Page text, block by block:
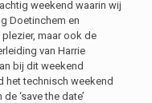
weekend waarin wij
Doetinchem en
maar ook de
van Harrie
bij dit weekend
het technisch weekend
‘save the date’